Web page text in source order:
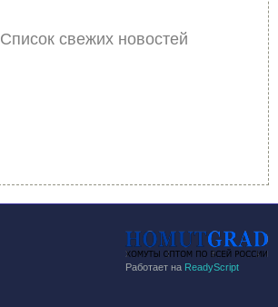
Список свежих новостей
Работает на ReadyScript